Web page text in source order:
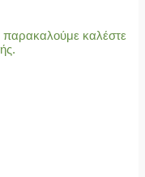
παρακαλούμε καλέστε